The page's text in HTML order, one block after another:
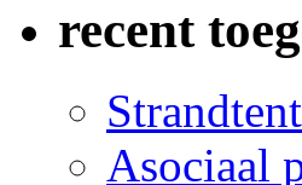
recent
Asociaal